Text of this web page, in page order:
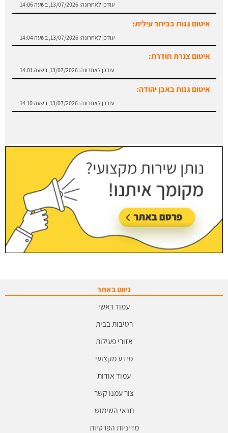
עודכן לאחרונה: 13/07/2026, בשעה 14:06
איטום גגות בביתר עילית:
עודכן לאחרונה: 13/07/2026, בשעה 14:04
איטום צנרת חודרת:
עודכן לאחרונה: 13/07/2026, בשעה 14:01
איטום גגות באבן יהודה:
עודכן לאחרונה: 13/07/2026, בשעה 14:10
ניווט באתר
עמוד ראשי
רטיבות בבית
אזורי פעילות
מידע מקצועי
עמוד אודות
צור עמנו קשר
תנאי השימוש
מדיניות הפרטיות